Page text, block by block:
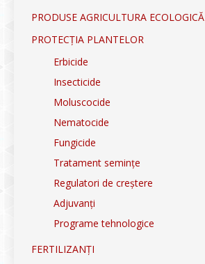
PRODUSE AGRICULTURA ECOLOGICĂ
PROTECȚIA PLANTELOR
Erbicide
Insecticide
Moluscocide
Nematocide
Fungicide
Tratament semințe
Regulatori de creștere
Adjuvanți
Programe tehnologice
FERTILIZANȚI